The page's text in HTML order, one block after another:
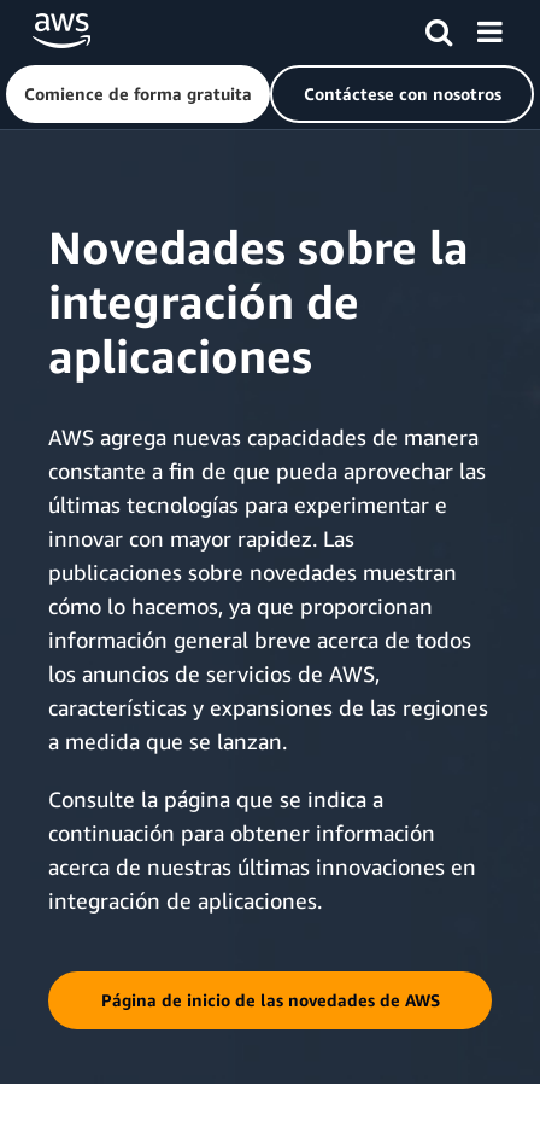
Comience de forma gratuita Contáctese con nosotros
Novedades sobre la
integración de
aplicaciones
AWS agrega nuevas capacidades de manera
constante a fin de que pueda aprovechar las
últimas tecnologías para experimentar e
innovar con mayor rapidez. Las
publicaciones sobre novedades muestran
cómo lo hacemos, ya que proporcionan
información general breve acerca de todos
los anuncios de servicios de AWS,
características y expansiones de las regiones
a medida que se lanzan.
Consulte la página que se indica a
continuación para obtener información
acerca de nuestras últimas innovaciones en
integración de aplicaciones.
Página de inicio de las novedades de AWS